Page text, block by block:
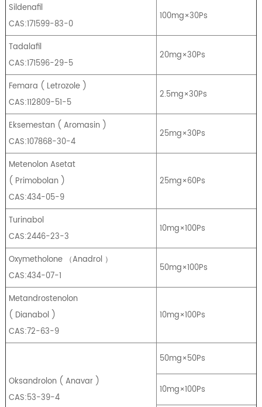
Sildenafil
CAS:171599-83-0
100mg×30Ps
Tadalafil
CAS:171596-29-5
20mg×30Ps
Femara ( Letrozole )
CAS:112809-51-5
2.5mg×30Ps
Eksemestan ( Aromasin )
CAS:107868-30-4
25mg×30Ps
Metenolon Asetat
( Primobolan )
CAS:434-05-9
25mg×60Ps
Turinabol
CAS:2446-23-3
10mg×100Ps
Oxymetholone （Anadrol ）
CAS:434-07-1
50mg×100Ps
Metandrostenolon
( Dianabol )
CAS:72-63-9
10mg×100Ps
Oksandrolon ( Anavar )
CAS:53-39-4
50mg×50Ps
10mg×100Ps